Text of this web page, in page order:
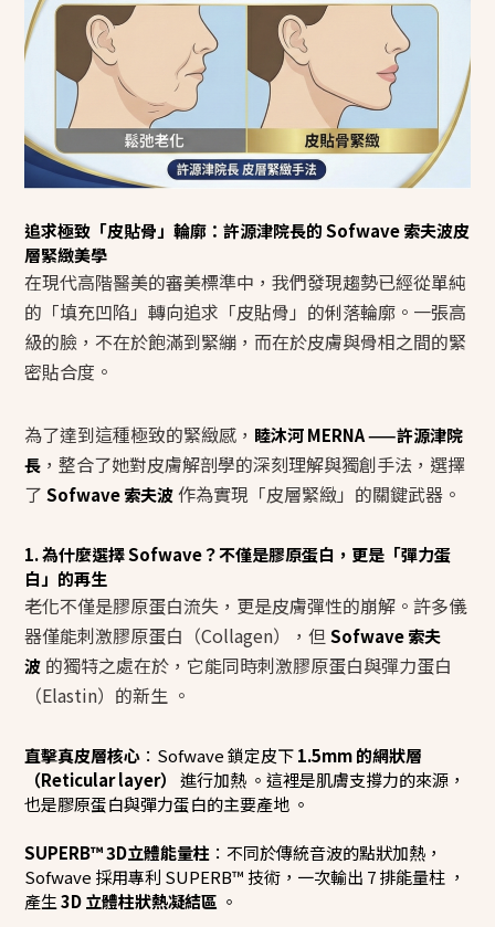
追求極致「皮貼骨」輪廓：許源津院長的 Sofwave 索夫波皮
層緊緻美學
在現代高階醫美的審美標準中，我們發現趨勢已經從單純
的「填充凹陷」轉向追求「皮貼骨」的俐落輪廓。一張高
級的臉，不在於飽滿到緊繃，而在於皮膚與骨相之間的緊
密貼合度。
為了達到這種極致的緊緻感， 睦沐河 MERNA ——許源津院
長 ，整合了她對皮膚解剖學的深刻理解與獨創手法，選擇
了Sofwave 索夫波作為實現「皮層緊緻」的關鍵武器。
1. 為什麼選擇 Sofwave？不僅是膠原蛋白，更是「彈力蛋
白」的再生
老化不僅是膠原蛋白流失，更是皮膚彈性的崩解。許多儀
器僅能刺激膠原蛋白（Collagen），但Sofwave 索夫
波 的獨特之處在於，它能同時刺激膠原蛋白與彈力蛋白
（Elastin）的新生 。
直擊真皮層核心 ：Sofwave 鎖定皮下1.5mm 的網狀層
（Reticular layer）
進行加熱 。這裡是肌膚支撐力的來源，
也是膠原蛋白與彈力蛋白的主要產地 。
SUPERB™ 3D立體能量柱 ：不同於傳統音波的點狀加熱，
Sofwave 採用專利 SUPERB™ 技術，一次輸出 7 排能量柱 ，
產生3D 立體柱狀熱凝結區 。